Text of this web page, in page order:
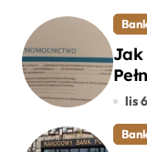
Jak
lis